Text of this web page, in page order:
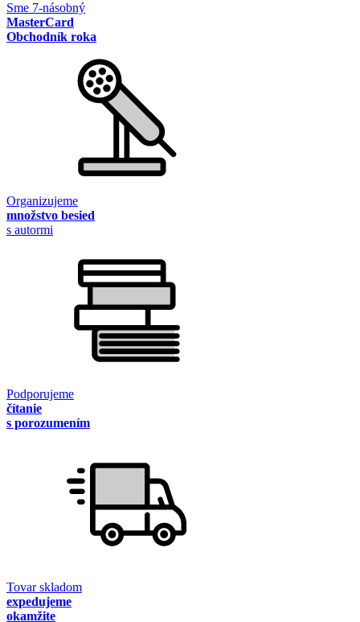
Sme 7-násobný
MasterCard
Obchodník roka
Organizujeme
množstvo besied
s autormi
Podporujeme
čítanie
s porozumením
Tovar skladom
expedujeme
okamžite